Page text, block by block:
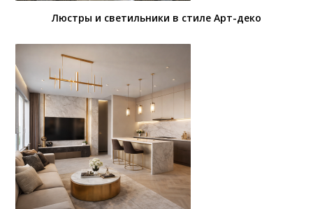
Люстры и светильники в стиле Арт-деко